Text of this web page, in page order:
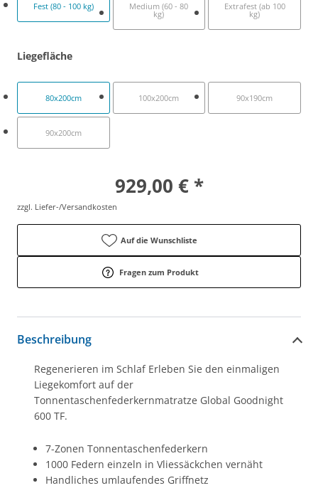
Fest (80 - 100 kg) Medium (60 - 80
kg)
Extrafest (ab 100
kg)
Liegefläche
80x200cm 100x200cm 90x190cm
90x200cm
929,00 € *
zzgl. Liefer-/Versandkosten
Auf die Wunschliste
Fragen zum Produkt
Beschreibung
Regenerieren im Schlaf Erleben Sie den einmaligen
Liegekomfort auf der
Tonnentaschenfederkernmatratze Global Goodnight
600 TF.
7-Zonen Tonnentaschenfederkern
1000 Federn einzeln in Vliessäckchen vernäht
Handliches umlaufendes Griffnetz